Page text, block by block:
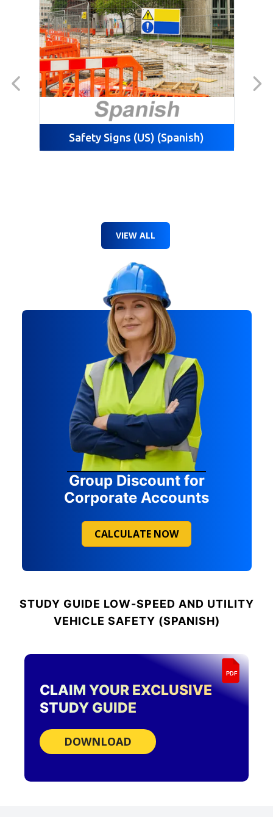
Safety Signs (US) (Spanish)
VIEW ALL
Group Discount for
Corporate Accounts
CALCULATE NOW
STUDY GUIDE LOW-SPEED AND UTILITY
VEHICLE SAFETY (SPANISH)
PDF
CLAIM YOUR EXCLUSIVE
STUDY GUIDE
DOWNLOAD